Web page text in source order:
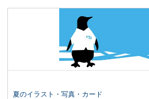
夏のイラスト・写真・カード